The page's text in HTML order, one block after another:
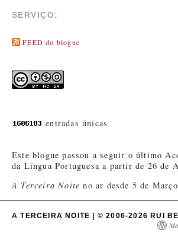
SERVIÇO:
FEED do blogue
entradas únicas
Este blogue passou a seguir o último
da Língua Portuguesa a partir de 26 de
A Terceira Noite no ar desde 5 de
A TERCEIRA NOITE | © 2006-2026 RUI